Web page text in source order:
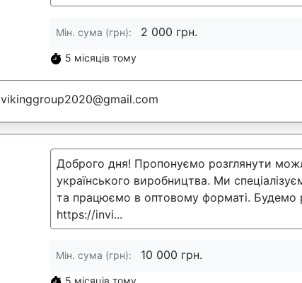
Мін. сума (грн): 2 000 грн.
5 місяців тому
vikinggroup2020@gmail.com
Доброго дня! Пропонуємо розглянути
українського виробництва. Ми
та працюємо в оптовому форматі. Будемо
https://invi...
Мін. сума (грн): 10 000 грн.
5 місяців тому